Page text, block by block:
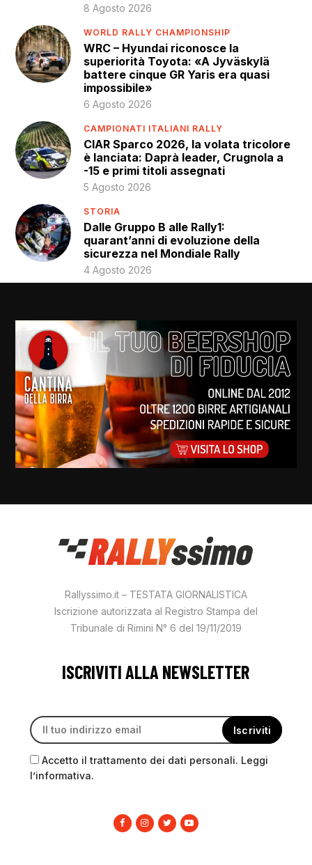
8 Agosto 2026
WORLD RALLY CHAMPIONSHIP
WRC – Hyundai riconosce la
superiorità Toyota: «A Jyväskylä
battere cinque GR Yaris era quasi
impossibile»
6 Agosto 2026
CAMPIONATI ITALIANI RALLY
CIAR Sparco 2026, la volata tricolore
è lanciata: Daprà leader, Crugnola a
-15 e primi titoli assegnati
5 Agosto 2026
STORIA
Dalle Gruppo B alle Rally1:
quarant’anni di evoluzione della
sicurezza nel Mondiale Rally
4 Agosto 2026
Rallyssimo.it – TESTATA GIORNALISTICA
Iscrizione autorizzata al Registro Stampa del
Tribunale di Rimini N° 6 del 19/11/2019
ISCRIVITI ALLA NEWSLETTER
Accetto il trattamento dei dati personali. Leggi
l’informativa.